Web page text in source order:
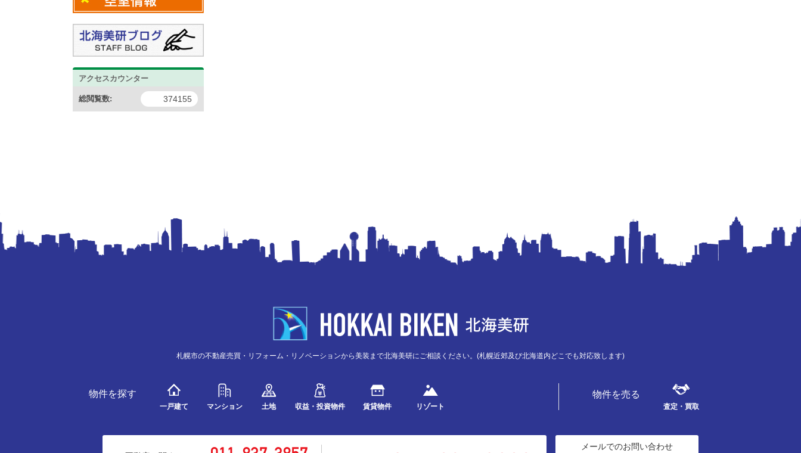
アクセスカウンター
374155
総閲覧数:
札幌市の不動産売買・リフォーム・リノベーションから美装まで北海美研にご相談ください。(札幌近郊及び北海道内どこでも対応致します)
物件を探す
一戸建て マンション 土地 収益・投資物件 賃貸物件 リゾート
物件を売る
査定・買取
メールでのお問い合わせ